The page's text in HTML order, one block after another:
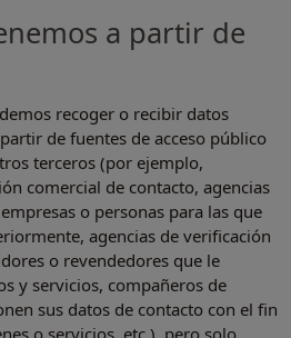
a partir de
recoger o recibir datos
de fuentes de acceso público
terceros (por ejemplo,
comercial de contacto, agencias
o personas para las que
agencias de verificación
o revendedores que le
y servicios, compañeros de
sus datos de contacto con el fin
o servicios, etc.), pero solo